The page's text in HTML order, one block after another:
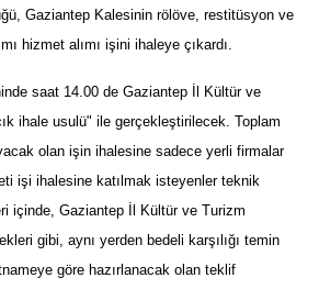
Gaziantep Kalesinin rölöve, restitüsyon ve
hizmet alımı işini ihaleye çıkardı.
saat 14.00 de Gaziantep İl Kültür ve
ihale usulü" ile gerçekleştirilecek. Toplam
olan işin ihalesine sadece yerli firmalar
işi ihalesine katılmak isteyenler teknik
içinde, Gaziantep İl Kültür ve Turizm
gibi, aynı yerden bedeli karşılığı temin
göre hazırlanacak olan teklif